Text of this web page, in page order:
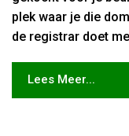
plek waar je die
de registrar doet
Lees Meer...